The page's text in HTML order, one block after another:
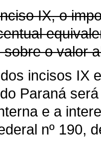
IX, o
o valor
incisos IX
Paraná
e a
nº 190,